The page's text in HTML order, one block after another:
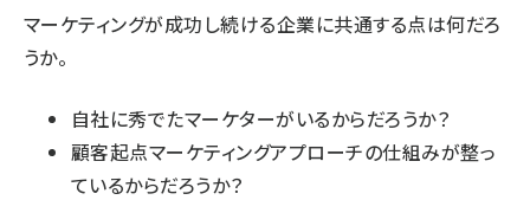
マーケティングが成功し続ける企業に共通する点は何だろ
うか。
自社に秀でたマーケターがいるからだろうか？
顧客起点マーケティングアプローチの仕組みが整っ
ているからだろうか？